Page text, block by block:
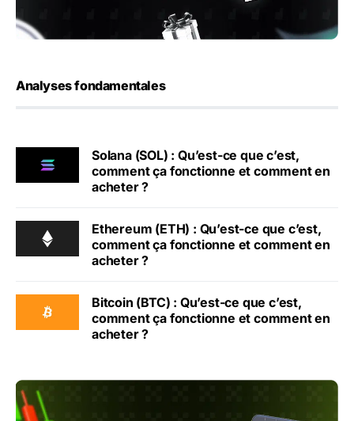
Analyses fondamentales
Solana (SOL) : Qu’est-ce que c’est,
comment ça fonctionne et comment en
acheter ?
Ethereum (ETH) : Qu’est-ce que c’est,
comment ça fonctionne et comment en
acheter ?
Bitcoin (BTC) : Qu’est-ce que c’est,
comment ça fonctionne et comment en
acheter ?